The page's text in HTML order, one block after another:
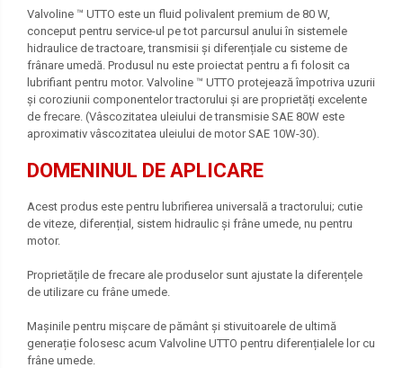
Valvoline ™ UTTO este un fluid polivalent premium de 80 W,
conceput pentru service-ul pe tot parcursul anului în sistemele
hidraulice de tractoare, transmisii și diferențiale cu sisteme de
frânare umedă. Produsul nu este proiectat pentru a fi folosit ca
lubrifiant pentru motor. Valvoline ™ UTTO protejează împotriva uzurii
și coroziunii componentelor tractorului și are proprietăți excelente
de frecare. (Vâscozitatea uleiului de transmisie SAE 80W este
aproximativ vâscozitatea uleiului de motor SAE 10W-30).
DOMENINUL DE APLICARE
​​​​​​Acest produs este pentru lubrifierea universală a tractorului; cutie
de viteze, diferențial, sistem hidraulic și frâne umede, nu pentru
motor.
Proprietățile de frecare ale produselor sunt ajustate la diferențele
de utilizare cu frâne umede.
Mașinile pentru mișcare de pământ și stivuitoarele de ultimă
generație folosesc acum Valvoline UTTO pentru diferențialele lor cu
frâne umede.